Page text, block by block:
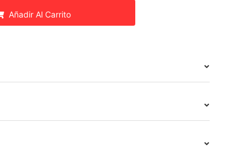
Añadir Al Carrito